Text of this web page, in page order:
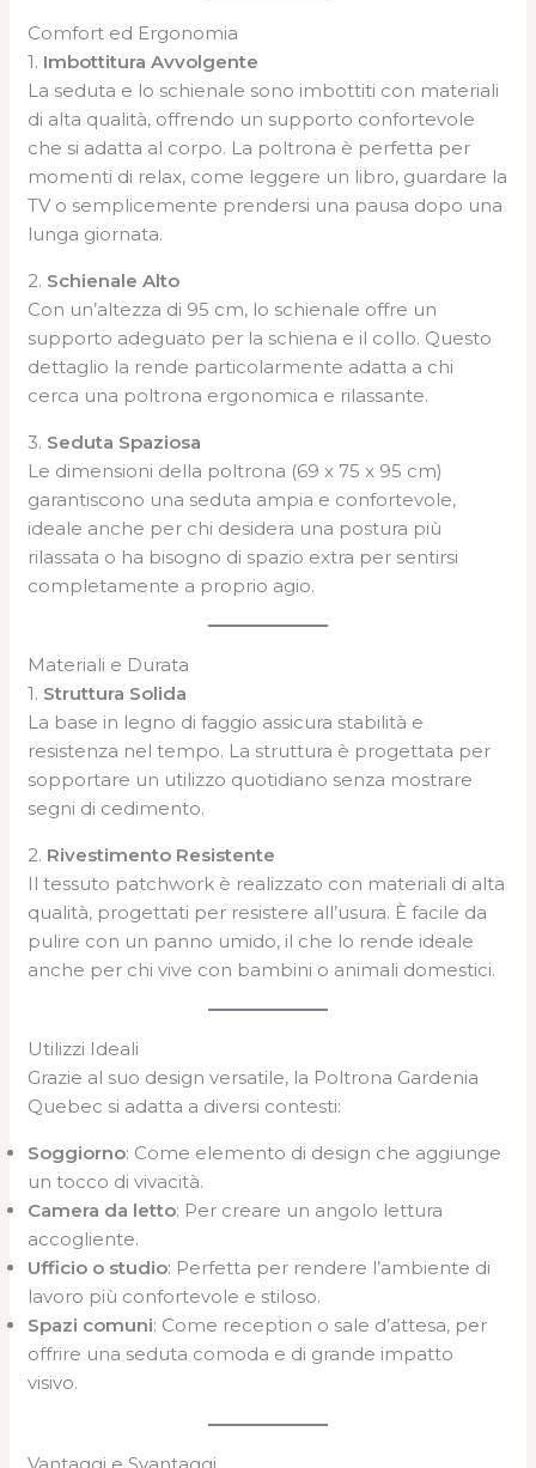
Comfort ed Ergonomia
1. Imbottitura Avvolgente
La seduta e lo schienale sono imbottiti con materiali
di alta qualità, offrendo un supporto confortevole
che si adatta al corpo. La poltrona è perfetta per
momenti di relax, come leggere un libro, guardare la
TV o semplicemente prendersi una pausa dopo una
lunga giornata.
2. Schienale Alto
Con un’altezza di 95 cm, lo schienale offre un
supporto adeguato per la schiena e il collo. Questo
dettaglio la rende particolarmente adatta a chi
cerca una poltrona ergonomica e rilassante.
3. Seduta Spaziosa
Le dimensioni della poltrona (69 x 75 x 95 cm)
garantiscono una seduta ampia e confortevole,
ideale anche per chi desidera una postura più
rilassata o ha bisogno di spazio extra per sentirsi
completamente a proprio agio.
Materiali e Durata
1. Struttura Solida
La base in legno di faggio assicura stabilità e
resistenza nel tempo. La struttura è progettata per
sopportare un utilizzo quotidiano senza mostrare
segni di cedimento.
2. Rivestimento Resistente
Il tessuto patchwork è realizzato con materiali di alta
qualità, progettati per resistere all’usura. È facile da
pulire con un panno umido, il che lo rende ideale
anche per chi vive con bambini o animali domestici.
Utilizzi Ideali
Grazie al suo design versatile, la Poltrona Gardenia
Quebec si adatta a diversi contesti:
Soggiorno: Come elemento di design che aggiunge
un tocco di vivacità.
Camera da letto: Per creare un angolo lettura
accogliente.
Ufficio o studio: Perfetta per rendere l’ambiente di
lavoro più confortevole e stiloso.
Spazi comuni: Come reception o sale d’attesa, per
offrire una seduta comoda e di grande impatto
visivo.